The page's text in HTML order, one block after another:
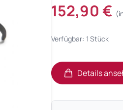
152,90 €
Verfügbar: 1 Stück
Details